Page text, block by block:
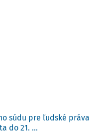
súdu pre ľudské práva
do 21. ...